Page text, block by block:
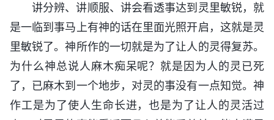
讲分辨、讲顺服、讲会看透事达到灵里敏锐，就
是一临到事马上有神的话在里面光照开启，这就是灵
里敏锐了。神所作的一切就是为了让人的灵得复苏。
为什么神总说人麻木痴呆呢？就是因为人的灵已死
了，已麻木到一个地步，对灵的事没有一点知觉。神
作工是为了使人生命长进，也是为了让人的灵活过